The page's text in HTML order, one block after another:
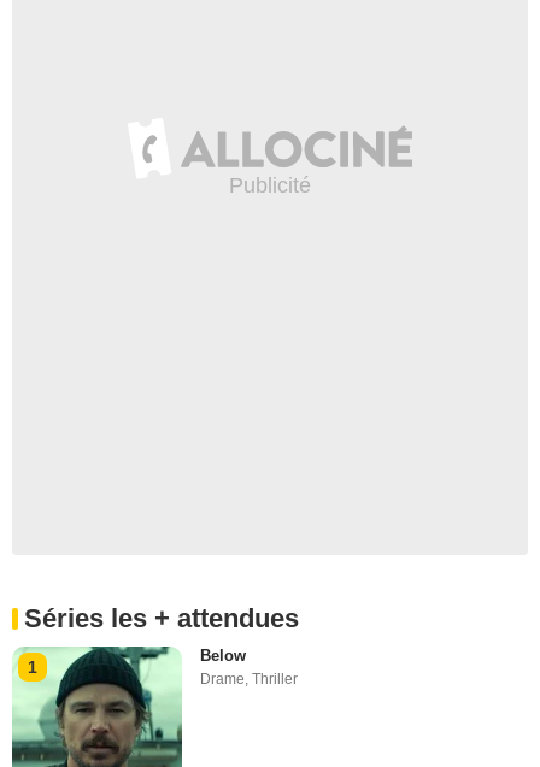
Séries les + attendues
1
Below
Drame ,Thriller